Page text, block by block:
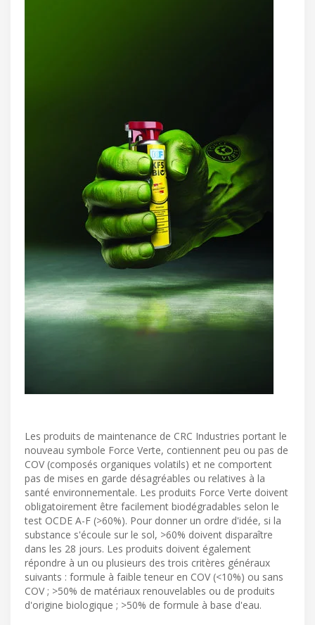
Les produits de maintenance de CRC Industries portant le
nouveau symbole Force Verte, contiennent peu ou pas de
COV (composés organiques volatils) et ne comportent
pas de mises en garde désagréables ou relatives à la
santé environnementale. Les produits Force Verte doivent
obligatoirement être facilement biodégradables selon le
test OCDE A-F (>60%). Pour donner un ordre d'idée, si la
substance s'écoule sur le sol, >60% doivent disparaître
dans les 28 jours. Les produits doivent également
répondre à un ou plusieurs des trois critères généraux
suivants : formule à faible teneur en COV (<10%) ou sans
COV ; >50% de matériaux renouvelables ou de produits
d'origine biologique ; >50% de formule à base d'eau.